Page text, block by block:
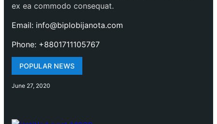
ex ea commodo consequat.
Email: info@biplobijanota.com
Phone: +8801711105767
POPULAR NEWS
June 27, 2020